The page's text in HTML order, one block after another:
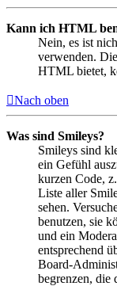
Kann ich HTML
Nein, es ist
verwenden.
HTML bietet,
Nach oben
Was sind Smileys?
Smileys sind
ein Gefühl
kurzen Code,
Liste aller
sehen.
benutzen, sie
und ein
entsprechend
Board-
begrenzen, die